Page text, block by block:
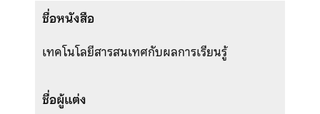
ชื่อหนังสือ
เทคโนโลยีสารสนเทศกับผลการเรียนรู้
ชื่อผู้แต่ง